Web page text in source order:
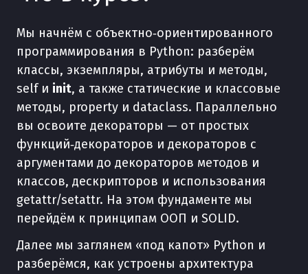
Мы начнём с объектно‑ориентированного
программирования в Python: разберём
классы, экземпляры, атрибуты и методы,
self и init, а также статические и классовые
методы, property и dataclass. Параллельно
вы освоите декораторы — от простых
функций‑декораторов и декораторов с
аргументами до декораторов методов и
классов, дескрипторов и использования
getattr/setattr. На этом фундаменте мы
перейдём к принципам ООП и SOLID.
Далее мы заглянем «под капот» Python и
разберёмся, как устроены архитектура